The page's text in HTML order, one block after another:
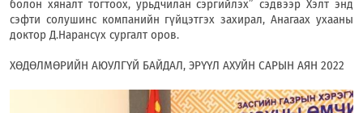
болон хяналт тогтоох, урьдчилан сэргийлэх” сэдвээр Хэлт энд
сэфти солушинс компанийн гүйцэтгэх захирал, Анагаах ухааны
доктор Д.Нарансүх сургалт оров.
ХӨДӨЛМӨРИЙН АЮУЛГҮЙ БАЙДАЛ, ЭРҮҮЛ АХУЙН САРЫН АЯН 2022